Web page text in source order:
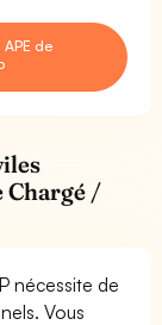
de
Chargé /
nécessite de
Vous